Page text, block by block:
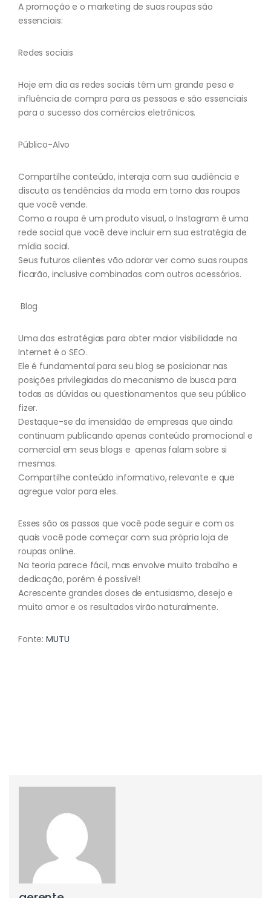
A promoção e o marketing de suas roupas são
essenciais:
Redes sociais
Hoje em dia as redes sociais têm um grande peso e
influência de compra para as pessoas e são essenciais
para o sucesso dos comércios eletrônicos.
Público-Alvo
Compartilhe conteúdo, interaja com sua audiência e
discuta as tendências da moda em torno das roupas
que você vende.
Como a roupa é um produto visual, o Instagram é uma
rede social que você deve incluir em sua estratégia de
mídia social.
Seus futuros clientes vão adorar ver como suas roupas
ficarão, inclusive combinadas com outros acessórios.
Blog
Uma das estratégias para obter maior visibilidade na
Internet é o SEO.
Ele é fundamental para seu blog se posicionar nas
posições privilegiadas do mecanismo de busca para
todas as dúvidas ou questionamentos que seu público
fizer.
Destaque-se da imensidão de empresas que ainda
continuam publicando apenas conteúdo promocional e
comercial em seus blogs e apenas falam sobre si
mesmas.
Compartilhe conteúdo informativo, relevante e que
agregue valor para eles.
Esses são os passos que você pode seguir e com os
quais você pode começar com sua própria loja de
roupas online.
Na teoria parece fácil, mas envolve muito trabalho e
dedicação, porém é possível!
Acrescente grandes doses de entusiasmo, desejo e
muito amor e os resultados virão naturalmente.
Fonte:MUTU